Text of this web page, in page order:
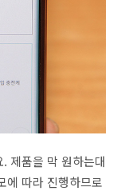
제품을 막 원하는대
에 따라 진행하므로